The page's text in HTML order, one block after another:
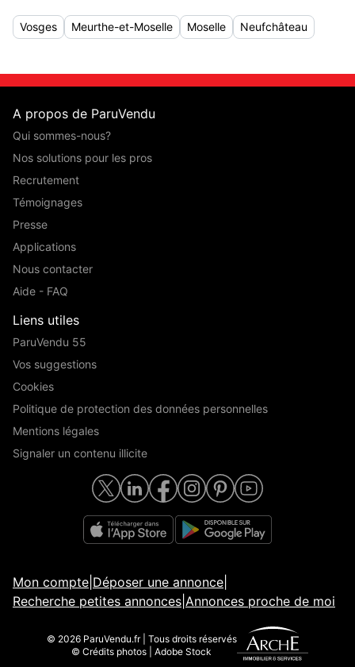
Vosges Meurthe-et-Moselle Moselle Neufchâteau
A propos de ParuVendu
Qui sommes-nous?
Nos solutions pour les pros
Recrutement
Témoignages
Presse
Applications
Nous contacter
Aide - FAQ
Liens utiles
ParuVendu 55
Vos suggestions
Cookies
Politique de protection des données personnelles
Mentions légales
Signaler un contenu illicite
Mon compte Déposer une annonce
Recherche petites annonces Annonces proche de moi
© 2026 ParuVendu.fr | Tous droits réservés
© Crédits photos | Adobe Stock